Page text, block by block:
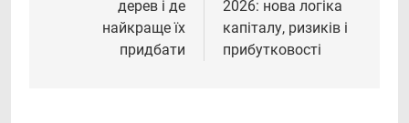
дерев і де
найкраще їх
придбати
2026: нова логіка
капіталу, ризиків і
прибутковості